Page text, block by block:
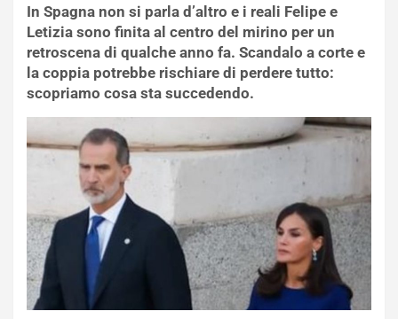
In Spagna non si parla d’altro e i reali Felipe e
Letizia sono finita al centro del mirino per un
retroscena di qualche anno fa. Scandalo a corte e
la coppia potrebbe rischiare di perdere tutto:
scopriamo cosa sta succedendo.